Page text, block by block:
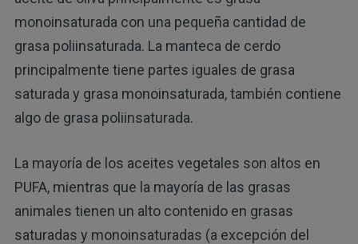
monoinsaturada con una pequeña cantidad de
grasa poliinsaturada. La manteca de cerdo
principalmente tiene partes iguales de grasa
saturada y grasa monoinsaturada, también contiene
algo de grasa poliinsaturada.
La mayoría de los aceites vegetales son altos en
PUFA, mientras que la mayoría de las grasas
animales tienen un alto contenido en grasas
saturadas y monoinsaturadas (a excepción del